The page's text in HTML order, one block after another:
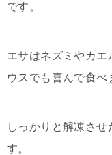
です。
エサはネズミやカエ
ウスでも喜んで食べ
しっかりと解凍さ
す。